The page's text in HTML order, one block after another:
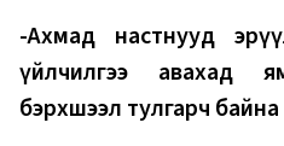
-Ахмад настнууд
үйлчилгээ авахад
бэрхшээл тулгарч байна